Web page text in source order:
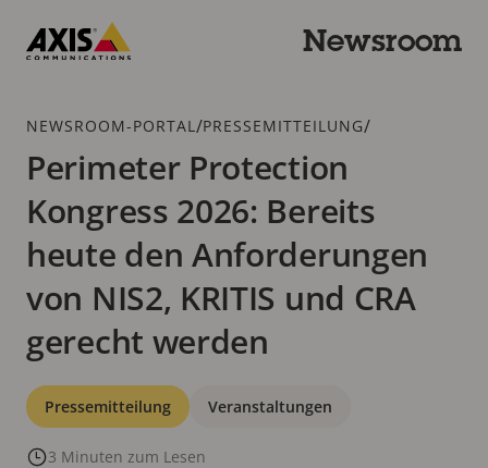
Hauptinhalt
springen
Newsroom
Breadcrumb
NEWSROOM-PORTAL /PRESSEMITTEILUNG/
Perimeter Protection
Kongress 2026: Bereits
heute den Anforderungen
von NIS2, KRITIS und CRA
gerecht werden
Kategorien
Pressemitteilung Veranstaltungen
3 Minuten zum Lesen